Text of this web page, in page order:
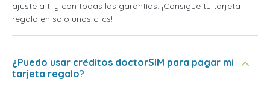
ajuste a ti y con todas las garantías. ¡Consigue tu tarjeta
regalo en solo unos clics!
¿Puedo usar créditos doctorSIM para pagar mi
tarjeta regalo?